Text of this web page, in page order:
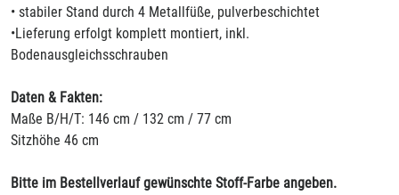
• stabiler Stand durch 4 Metallfüße, pulverbeschichtet
•Lieferung erfolgt komplett montiert, inkl.
Bodenausgleichsschrauben
Daten & Fakten:
Maße B/H/T: 146 cm / 132 cm / 77 cm
Sitzhöhe 46 cm
Bitte im Bestellverlauf gewünschte Stoff-Farbe angeben.